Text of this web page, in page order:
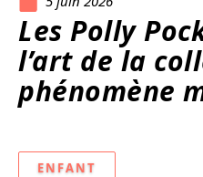
Les Polly
l’art de la
phénomène
ENFANT